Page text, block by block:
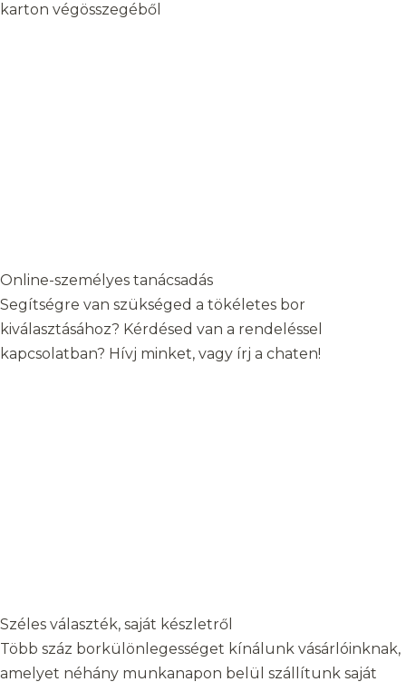
karton végösszegéből
Online-személyes tanácsadás
Segítségre van szükséged a tökéletes bor
kiválasztásához? Kérdésed van a rendeléssel
kapcsolatban? Hívj minket, vagy írj a chaten!
Széles választék, saját készletről
Több száz borkülönlegességet kínálunk vásárlóinknak,
amelyet néhány munkanapon belül szállítunk saját